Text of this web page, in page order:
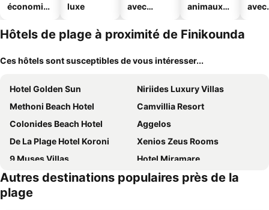
économiq
luxe
avec
animaux
avec
Hôtels de plage à proximité de Finikounda
Ces hôtels sont susceptibles de vous intéresser...
Hotel Golden Sun
Niriides Luxury Villas
Methoni Beach Hotel
Camvillia Resort
Colonides Beach Hotel
Aggelos
De La Plage Hotel Koroni
Xenios Zeus Rooms
9 Muses Villas
Hotel Miramare
Karalis Beach
Mandarin Oriental, Costa Navarino
W Costa Navarino
Autres destinations populaires près de la
plage